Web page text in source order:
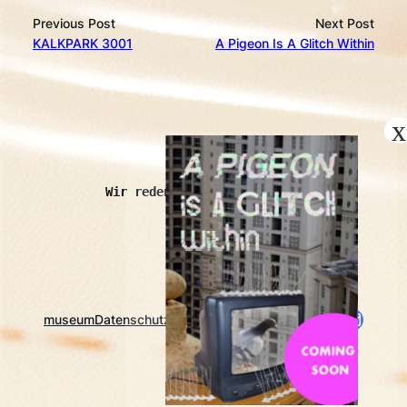
Previous Post
KALKPARK 3001
Next Post
A Pigeon Is A Glitch Within
kopróchoma
Wir reden auch mit Schaben.
museumDatenschutz Impressum Instagram
Twitch
https://www.nrw-lfdk.de/app/mitglied/
E-Mail